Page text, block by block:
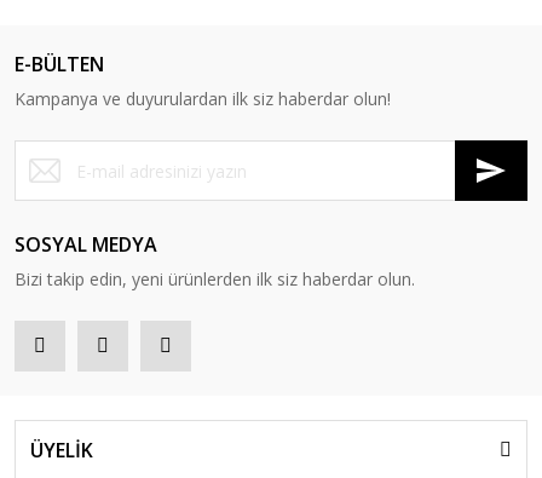
E-BÜLTEN
Kampanya ve duyurulardan ilk siz haberdar olun!
SOSYAL MEDYA
Bizi takip edin, yeni ürünlerden ilk siz haberdar olun.
ÜYELİK